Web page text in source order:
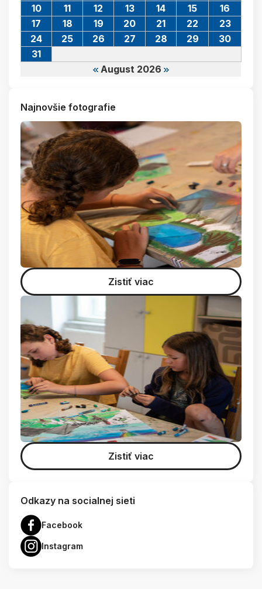
August 2026
10
11 12 13 14 15
16
17
18 19 20 21 22
23
24
25 26 27 28 29
30
31
Najnovšie fotografie
Zistiť viac
Zistiť viac
Odkazy na socialnej sieti
Facebook
Instagram